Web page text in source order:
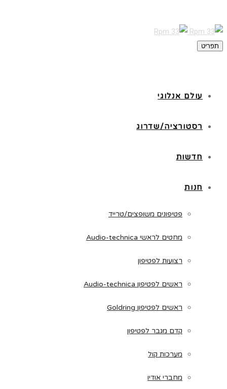
תפריט
עולם אנלוגי
רסטורציה/שדרוג
חדשות
חנות
פטיפונים משופצים/טרייד
מחטים לראשי Audio-technica
רצועות לפטיפון
ראשים לפטיפון Audio-technica
ראשים לפטיפון Goldring
קדם מגבר לפטיפון
מערכות קול
מחברי אודיו